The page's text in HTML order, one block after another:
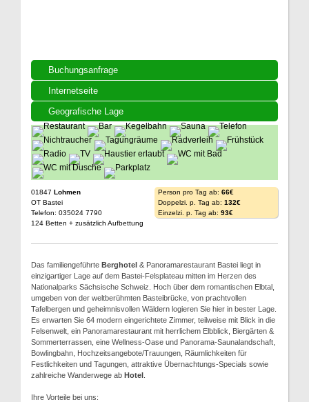
Buchungsanfrage
Internetseite
Geografische Lage
01847 Lohmen
OT Bastei
Telefon: 035024 7790
124 Betten + zusätzlich Aufbettung
Person pro Tag ab: 66€
Doppelzi. p. Tag ab: 132€
Einzelzi. p. Tag ab: 93€
Das familiengeführte Berghotel & Panoramarestaurant Bastei liegt in
einzigartiger Lage auf dem Bastei-Felsplateau mitten im Herzen des
Nationalparks Sächsische Schweiz. Hoch über dem romantischen Elbtal,
umgeben von der weltberühmten Basteibrücke, von prachtvollen
Tafelbergen und geheimnisvollen Wäldern logieren Sie hier in bester Lage.
Es erwarten Sie 64 modern eingerichtete Zimmer, teilweise mit Blick in die
Felsenwelt, ein Panoramarestaurant mit herrlichem Elbblick, Biergärten &
Sommerterrassen, eine Wellness-Oase und Panorama-Saunalandschaft,
Bowlingbahn, Hochzeitsangebote/Trauungen, Räumlichkeiten für
Festlichkeiten und Tagungen, attraktive Übernachtungs-Specials sowie
zahlreiche Wanderwege ab Hotel
Ihre Vorteile bei uns: